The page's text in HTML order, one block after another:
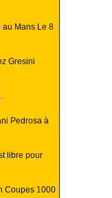
au Mans Le 8
Gresini
Pedrosa à
libre pour
Coupes 1000